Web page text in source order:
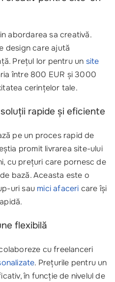
abordarea sa creativă.
design care ajută
Prețul lor pentru un site
între 800 EUR și 3000
cerințelor tale.
rapide și eficiente
pe un proces rapid de
promit livrarea site-ului
cu prețuri care pornesc de
bază. Aceasta este o
uri sau mici afaceri care își
flexibilă
cu freelanceri
. Prețurile pentru un
în funcție de nivelul de